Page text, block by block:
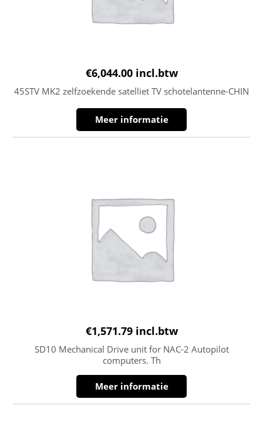
€6,044.00 incl.btw
45STV MK2 zelfzoekende satelliet TV schotelantenne-CHIN
Meer informatie
€1,571.79 incl.btw
SD10 Mechanical Drive unit for NAC-2 Autopilot
computers. Th
Meer informatie